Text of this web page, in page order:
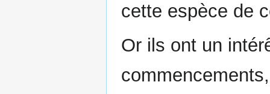
cette espèce de
Or ils ont un